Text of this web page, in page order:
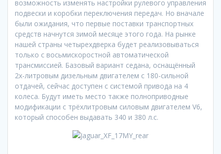
возможность изменять настройки рулевого управления
подвески и коробки переключения передач. Но вначале
были ожидания, что первые поставки транспортных
средств начнутся зимой месяце этого года. На рынке
нашей страны четырехдверка будет реализовываться
только с восьмискоростной автоматической
трансмиссией. Базовый вариант седана, оснащённый
2х-литровым дизельным двигателем с 180-сильной
отдачей, сейчас доступен с системой привода на 4
колеса. Будут иметь место также полноприводные
модификации с трёхлитровым силовым двигателем V6,
который способен выдавать 340 и 380 л.с.